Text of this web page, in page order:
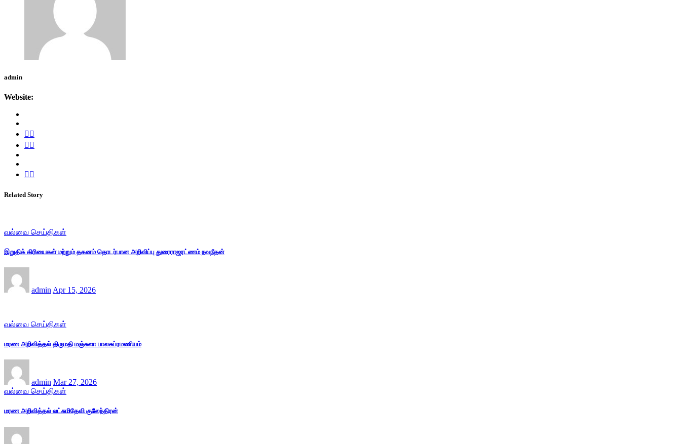
admin
Website:
Related Story
வல்வை செய்திகள்
இறுதிக் கிரியைகள் மற்றும் தகனம் தொடர்பான அறிவிப்பு துரைராஜரட்ணம் நவநீதன்
admin Apr 15, 2026
வல்வை செய்திகள்
மரண அறிவித்தல் திருமதி மஞ்சுளா பாலசுப்ரமணியம்
admin Mar 27, 2026
வல்வை செய்திகள்
மரண அறிவித்தல் லட்சுமிதேவி குலேந்திரன்